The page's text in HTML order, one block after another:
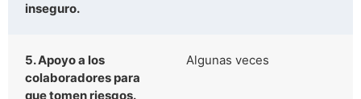
inseguro.
5. Apoyo a los
colaboradores para
que tomen riesgos.
Algunas veces